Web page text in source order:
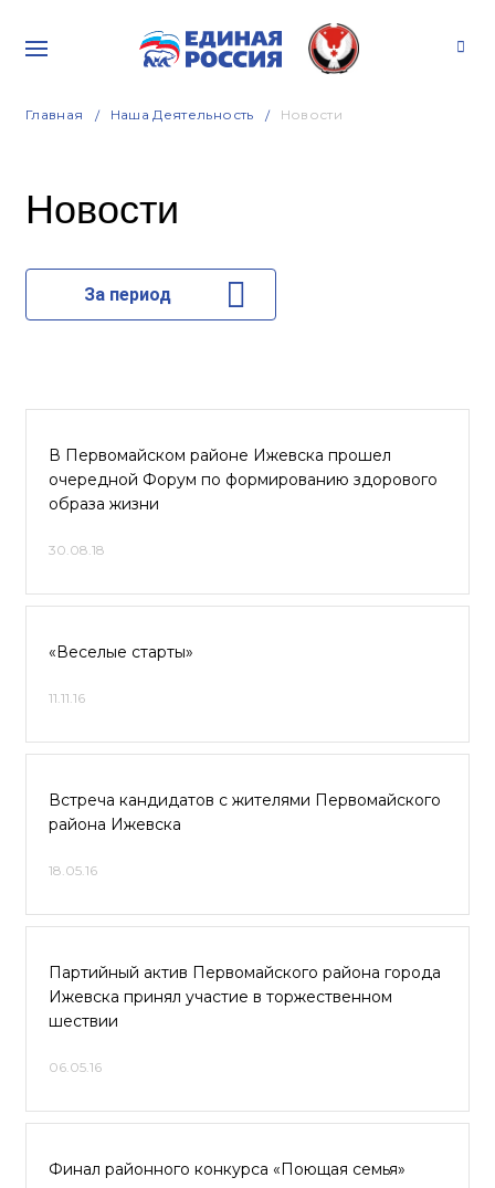
Главная Наша Деятельность Новости
Новости
За период
В Первомайском районе Ижевска прошел
очередной Форум по формированию здорового
образа жизни
30.08.18
«Веселые старты»
11.11.16
Встреча кандидатов с жителями Первомайского
района Ижевска
18.05.16
Партийный актив Первомайского района города
Ижевска принял участие в торжественном
шествии
06.05.16
Финал районного конкурса «Поющая семья»